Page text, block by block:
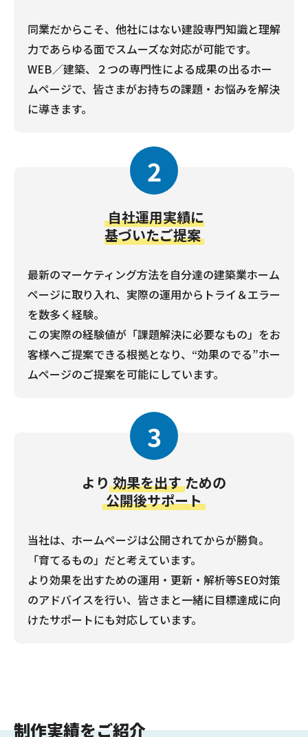
同業だからこそ、他社にはない建設専門知識と理解
力であらゆる面でスムーズな対応が可能です。
WEB／建築、２つの専門性による成果の出るホー
ムページで、皆さまがお持ちの課題・お悩みを解決
に導きます。
2
自社運用実績に
基づいたご提案
最新のマーケティング方法を自分達の建築業ホーム
ページに取り入れ、実際の運用からトライ＆エラー
を数多く経験。
この実際の経験値が「課題解決に必要なもの」をお
客様へご提案できる根拠となり、“効果のでる”ホー
ムページのご提案を可能にしています。
3
より 効果を出す ための
公開後サポート
当社は、ホームページは公開されてからが勝負。
「育てるもの」だと考えています。
より効果を出すための運用・更新・解析等SEO対策
のアドバイスを行い、皆さまと一緒に目標達成に向
けたサポートにも対応しています。
制作実績をご紹介